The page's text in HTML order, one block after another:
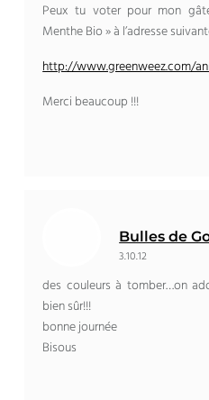
Peux tu voter pour mon
Menthe Bio » à l’adresse
http://www.greenweez.com/
Merci beaucoup !!!
Bulles de
3.10.12
des couleurs à tomber…on
bien sûr!!!
bonne journée
Bisous